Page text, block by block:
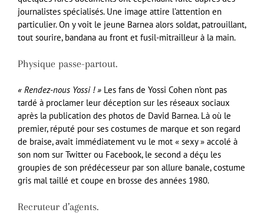
journalistes spécialisés. Une image attire l’attention en
particulier. On y voit le jeune Barnea alors soldat, patrouillant,
tout sourire, bandana au front et fusil-mitrailleur à la main.
Physique passe-partout.
« Rendez-nous Yossi ! » Les fans de Yossi Cohen n’ont pas
tardé à proclamer leur déception sur les réseaux sociaux
après la publication des photos de David Barnea. Là où le
premier, réputé pour ses costumes de marque et son regard
de braise, avait immédiatement vu le mot « sexy » accolé à
son nom sur Twitter ou Facebook, le second a déçu les
groupies de son prédécesseur par son allure banale, costume
gris mal taillé et coupe en brosse des années 1980.
Recruteur d’agents.